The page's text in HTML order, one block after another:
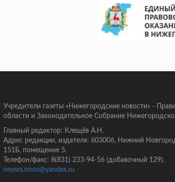
Учредители газеты «Нижегородские новости» -
области и Законодательное Собрание
Главный редактор: Клещёв А.Н.
Адрес редакции, издателя: 603006, Нижний
151Б, помещение 5.
Телефон/факс: 8(831) 233-94-56 (добавочный 129).
nnews.nnov@yandex.ru